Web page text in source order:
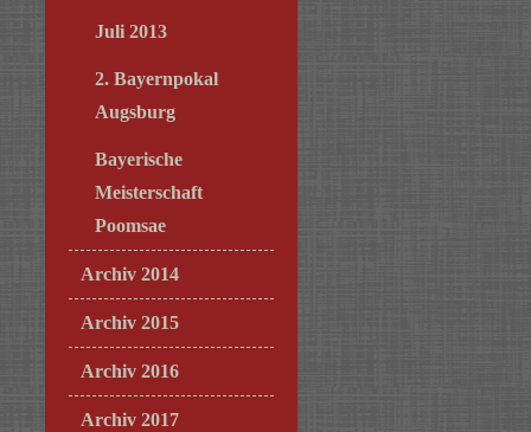
Juli 2013
2. Bayernpokal
Augsburg
Bayerische
Meisterschaft
Poomsae
Archiv 2014
Archiv 2015
Archiv 2016
Archiv 2017